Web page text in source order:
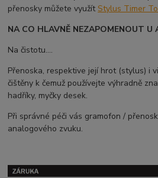
přenosky můžete využít Stylus Timer
NA CO HLAVNĚ NEZAPOMENOUT U
Na čistotu....
Přenoska, respektive její hrot (stylus) i
čištěny k čemuž používejte výhradně
hadříky, myčky desek.
Při správné péči vás gramofon /
analogového zvuku.